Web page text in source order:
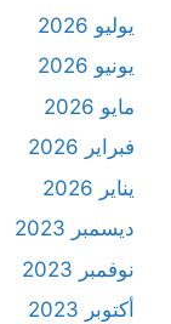
يوليو 2026
يونيو 2026
مايو 2026
فبراير 2026
يناير 2026
ديسمبر 2023
نوفمبر 2023
أكتوبر 2023